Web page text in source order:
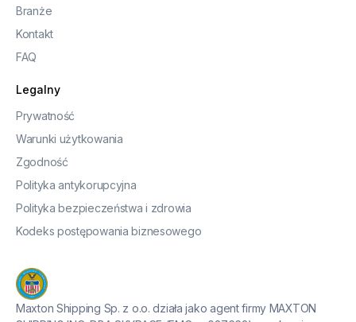
Branże
Kontakt
FAQ
Legalny
Prywatność
Warunki użytkowania
Zgodność
Polityka antykorupcyjna
Polityka bezpieczeństwa i zdrowia
Kodeks postępowania biznesowego
Maxton Shipping Sp. z o.o. działa jako agent firmy MAXTON